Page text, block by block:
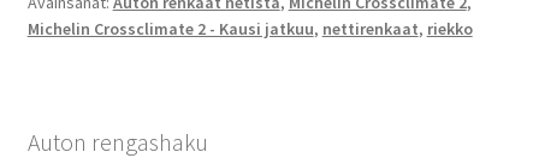
Michelin Crossclimate 2 - Kausi jatkuu, nettirenkaat, riekko
Auton rengashaku